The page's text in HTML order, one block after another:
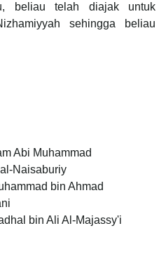
beliau telah diajak untuk
sehingga beliau
Abi Muhammad
Naisaburiy
bin Ahmad
bin Ali Al-Majassy'i